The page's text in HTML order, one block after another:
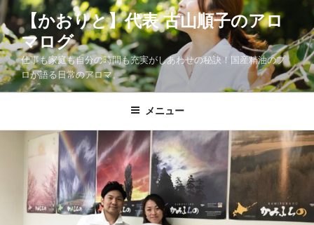
コ
ン
テ
ン
ツ
へ
【かおりと】代表 古山順子のアロ
マログ
仕事も家庭も自分の時間も充実がしあわせの秘訣！国産精油のプ
ロが語る日常のアロマ。
メニュー